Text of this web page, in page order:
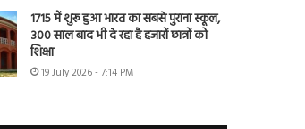
1715 में शुरू हुआ भारत का सबसे पुराना स्कूल,
300 साल बाद भी दे रहा है हजारों छात्रों को
शिक्षा
19 July 2026 - 7:14 PM